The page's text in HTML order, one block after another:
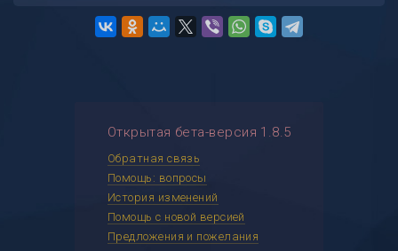
Открытая бета-версия 1.8.5
Обратная связь
Помощь: вопросы
История изменений
Помощь с новой версией
Предложения и пожелания